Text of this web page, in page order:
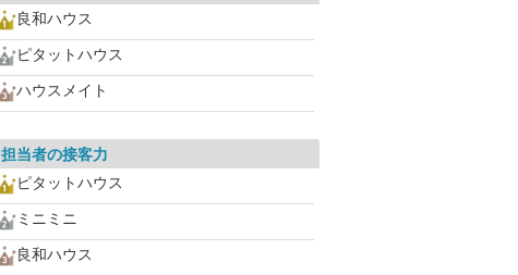
良和ハウス
ピタットハウス
ハウスメイト
担当者の接客力
ピタットハウス
ミニミニ
良和ハウス